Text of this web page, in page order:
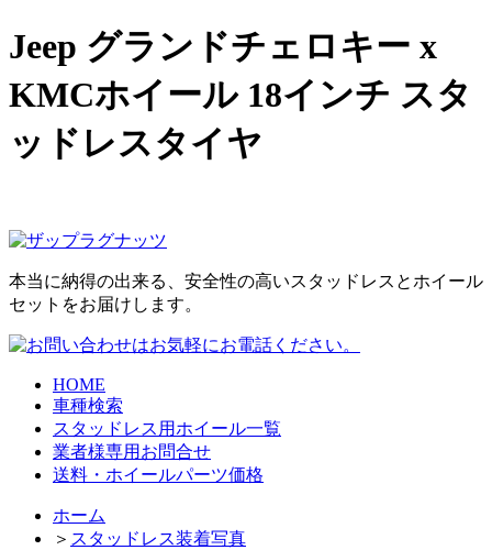
Jeep グランドチェロキー x
KMCホイール 18インチ スタ
ッドレスタイヤ
本当に納得の出来る、安全性の高いスタッドレスとホイール
セットをお届けします。
HOME
車種検索
スタッドレス用ホイール一覧
業者様専用お問合せ
送料・ホイールパーツ価格
ホーム
＞ スタッドレス装着写真